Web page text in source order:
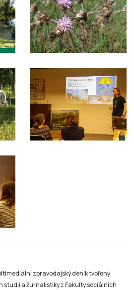
zpravodajský deník tvořený
a žurnalistiky z Fakulty sociálních